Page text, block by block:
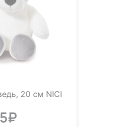
20 см NICI